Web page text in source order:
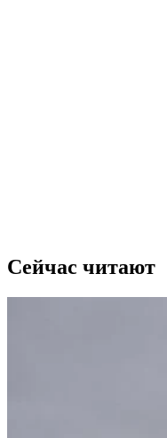
Сейчас читают